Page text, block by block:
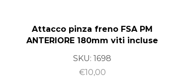
Attacco pinza freno FSA PM
ANTERIORE 180mm viti incluse
SKU:1698
€10,00